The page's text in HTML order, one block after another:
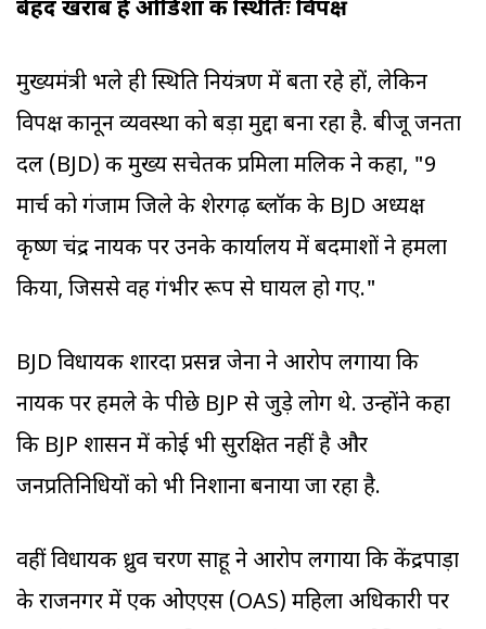
बेहद खराब है ओडिशा की स्थितिः विपक्ष
मुख्यमंत्री भले ही स्थिति नियंत्रण में बता रहे हों, लेकिन
विपक्ष कानून व्यवस्था को बड़ा मुद्दा बना रहा है. बीजू जनता
दल (BJD) की मुख्य सचेतक प्रमिला मलिक ने कहा, "9
मार्च को गंजाम जिले के शेरगढ़ ब्लॉक के BJD अध्यक्ष
कृष्ण चंद्र नायक पर उनके कार्यालय में बदमाशों ने हमला
किया, जिससे वह गंभीर रूप से घायल हो गए."
BJD विधायक शारदा प्रसन्न जेना ने आरोप लगाया कि
नायक पर हमले के पीछे BJP से जुड़े लोग थे. उन्होंने कहा
कि BJP शासन में कोई भी सुरक्षित नहीं है और
जनप्रतिनिधियों को भी निशाना बनाया जा रहा है.
वहीं विधायक ध्रुव चरण साहू ने आरोप लगाया कि केंद्रपाड़ा
के राजनगर में एक ओएएस (OAS) महिला अधिकारी पर